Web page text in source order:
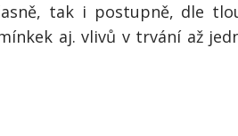
tak i postupně, dle
aj. vlivů v trvání až